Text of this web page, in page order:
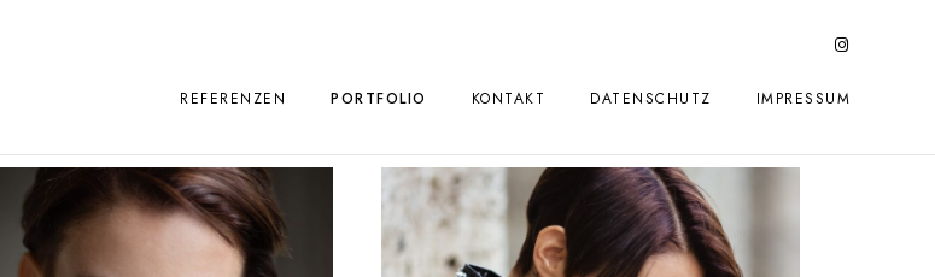
REFERENZEN PORTFOLIO KONTAKT DATENSCHUTZ IMPRESSUM